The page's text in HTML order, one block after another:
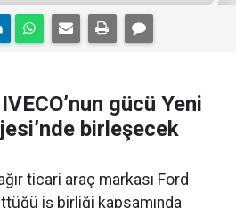
gücü Yeni
birleşecek
ticari araç markası Ford
iş birliği kapsamında